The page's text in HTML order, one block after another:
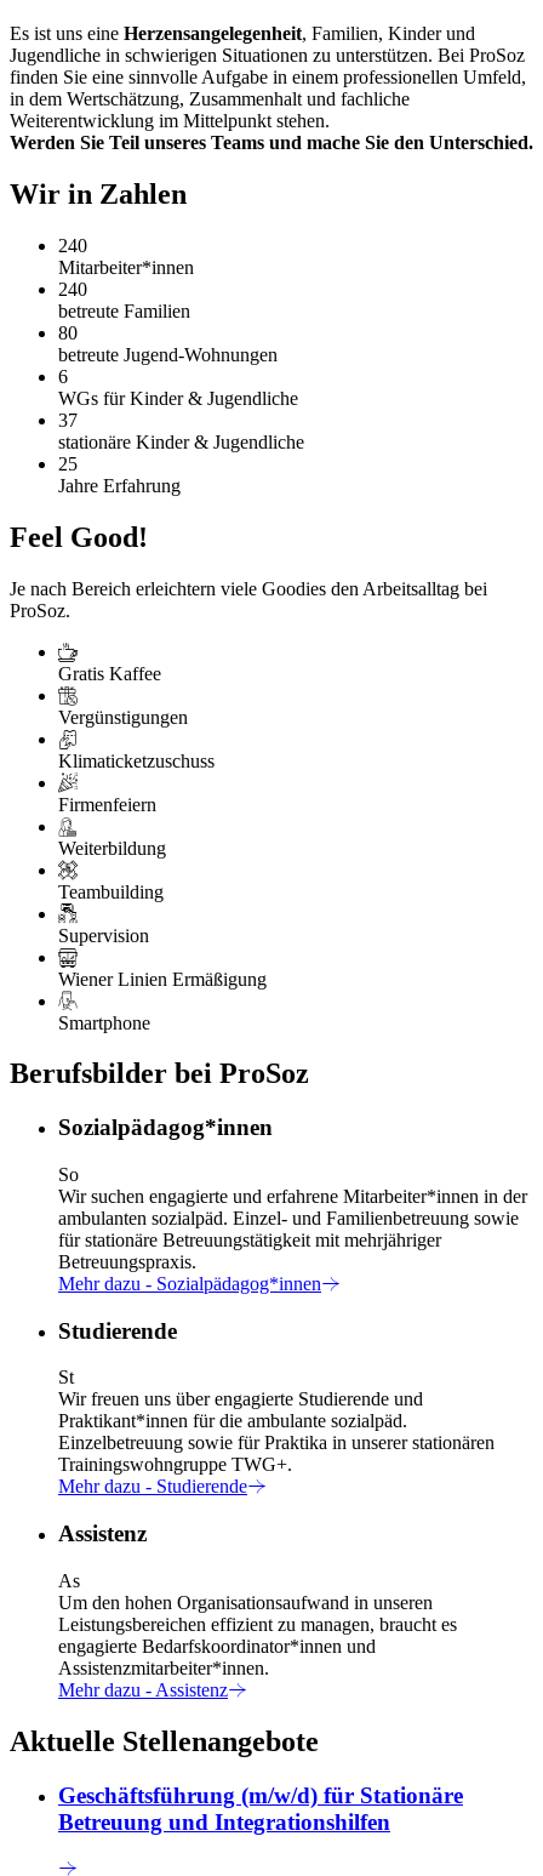
Es ist uns eine Herzensangelegenheit, Familien, Kinder und
Jugendliche in schwierigen Situationen zu unterstützen. Bei ProSoz
finden Sie eine sinnvolle Aufgabe in einem professionellen Umfeld,
in dem Wertschätzung, Zusammenhalt und fachliche
Weiterentwicklung im Mittelpunkt stehen.
Werden Sie Teil unseres Teams und mache Sie den Unterschied.
Wir in Zahlen
240
Mitarbeiter*innen
240
betreute Familien
80
betreute Jugend-Wohnungen
6
WGs für Kinder & Jugendliche
37
stationäre Kinder & Jugendliche
25
Jahre Erfahrung
Feel Good!
Je nach Bereich erleichtern viele Goodies den Arbeitsalltag bei
ProSoz.
Gratis Kaffee
Vergünstigungen
Klimaticketzuschuss
Firmenfeiern
Weiterbildung
Teambuilding
Supervision
Wiener Linien Ermäßigung
Smartphone
Berufsbilder bei ProSoz
Sozialpädagog*innen
So
Wir suchen engagierte und erfahrene Mitarbeiter*innen in der
ambulanten sozialpäd. Einzel- und Familienbetreuung sowie
für stationäre Betreuungstätigkeit mit mehrjähriger
Betreuungspraxis.
Mehr dazu - Sozialpädagog*innen
Studierende
St
Wir freuen uns über engagierte Studierende und
Praktikant*innen für die ambulante sozialpäd.
Einzelbetreuung sowie für Praktika in unserer stationären
Trainingswohngruppe TWG+.
Mehr dazu - Studierende
Assistenz
As
Um den hohen Organisationsaufwand in unseren
Leistungsbereichen effizient zu managen, braucht es
engagierte Bedarfskoordinator*innen und
Assistenzmitarbeiter*innen.
Mehr dazu - Assistenz
Aktuelle Stellenangebote
Geschäftsführung (m/w/d) für Stationäre
Betreuung und Integrationshilfen